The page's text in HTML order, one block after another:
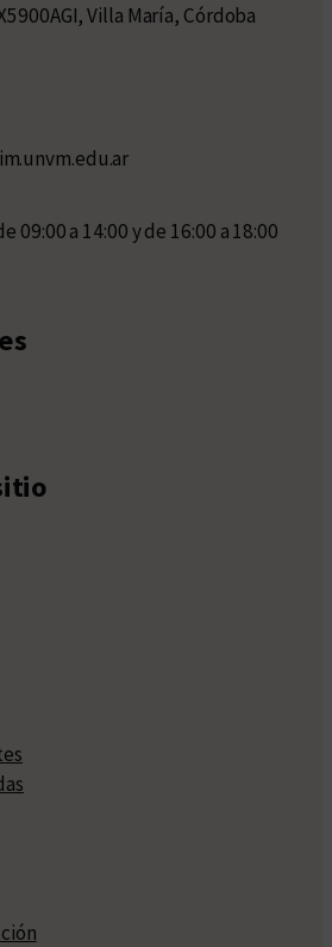
Villa María, Córdoba
09:00 a 14:00 y de 16:00 a 18:00